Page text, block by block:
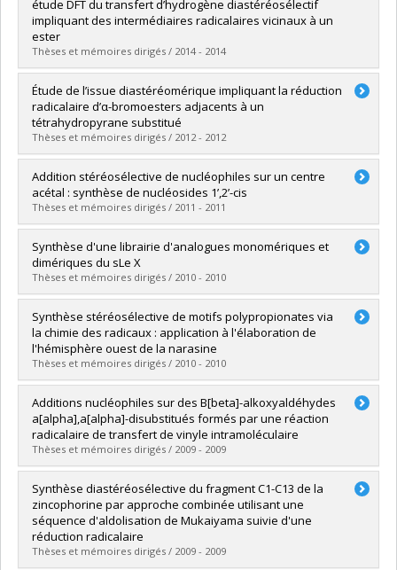
Diplôme obtenu :M. Sc.
Lien vers le document dans Papyrus
étude DFT du transfert d’hydrogène diastéréosélectif
impliquant des intermédiaires radicalaires vicinaux à un
ester
Thèses et mémoires dirigés / 2014 - 2014
Diplômé(e) :Godin, François
Cycle :Doctorat
Diplôme obtenu :Ph. D.
Lien vers le document dans Papyrus
Étude de l’issue diastéréomérique impliquant la réduction
radicalaire d’α-bromoesters adjacents à un
tétrahydropyrane substitué
Thèses et mémoires dirigés / 2012 - 2012
Diplômé(e) :Viens, Frédérick
Cycle : Maîtrise
Diplôme obtenu :M. Sc.
Lien vers le document dans Papyrus
Addition stéréosélective de nucléophiles sur un centre
acétal : synthèse de nucléosides 1’,2’-cis
Thèses et mémoires dirigés / 2011 - 2011
Diplômé(e) :St-Jean, Olivier
Cycle :Maîtrise
Diplôme obtenu :M. Sc.
Lien vers le document dans Papyrus
Synthèse d'une librairie d'analogues monomériques et
dimériques du sLe X
Thèses et mémoires dirigés / 2010 - 2010
Diplômé(e) :Calosso, Mickael
Cycle :Maîtrise
Diplôme obtenu :M. Sc.
Lien vers le document dans Papyrus
Synthèse stéréosélective de motifs polypropionates via
la chimie des radicaux : application à l'élaboration de
l'hémisphère ouest de la narasine
Thèses et mémoires dirigés / 2010 - 2010
Diplômé(e) :Brazeau, Jean-François
Cycle :Doctorat
Diplôme obtenu :Ph. D.
Lien vers le document dans Papyrus
Additions nucléophiles sur des B[beta]-alkoxyaldéhydes
a[alpha],a[alpha]-disubstitués formés par une réaction
radicalaire de transfert de vinyle intramoléculaire
Thèses et mémoires dirigés / 2009 - 2009
Diplômé(e) :Waltz, Marie-Ève
Cycle :Maîtrise
Diplôme obtenu :M. Sc.
Lien vers le document dans Papyrus
Synthèse diastéréosélective du fragment C1-C13 de la
zincophorine par approche combinée utilisant une
séquence d'aldolisation de Mukaiyama suivie d'une
réduction radicalaire
Thèses et mémoires dirigés / 2009 - 2009